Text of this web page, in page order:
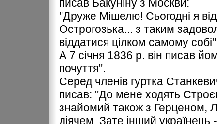
писав Бакуніну з Москви:
"Друже Мішелю! Сьогодні я
Острогозька... з таким
віддатися цілком самому
А 7 січня 1836 р. він писав
почуття".
Серед членів гуртка
писав: "До мене ходять
знайомий також з Герценом,
діячем. Зате інший